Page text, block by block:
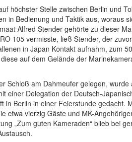
höchster Stelle zwischen Berlin und
in Bedienung und Taktik aus, woraus
Alfred Stender gehörte zu dieser
105 vermisste, ließ Stender, der
in Japan Kontakt aufnahm, zum
auf dem Gelände der
Schloß am Dahmeufer gelegen,
einer Delegation der Deutsch-
in Berlin in einer Feierstunde gedacht.
etwa vierzig Gäste und MK-
„Zum guten Kameraden“ blieb bei